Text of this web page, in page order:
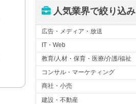
人気業界で絞り込み
広告・メディア・放送
IT・Web
教育/人材・保育・医療/介護/福祉
コンサル・マーケティング
商社・小売
建設・不動産